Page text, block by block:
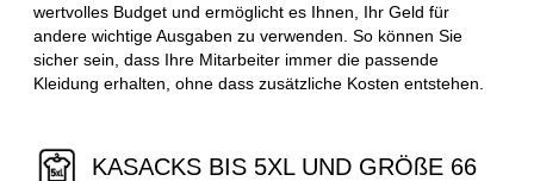
wertvolles Budget und ermöglicht es Ihnen, Ihr Geld für
andere wichtige Ausgaben zu verwenden. So können Sie
sicher sein, dass Ihre Mitarbeiter immer die passende
Kleidung erhalten, ohne dass zusätzliche Kosten entstehen.
KASACKS BIS 5XL UND GRÖßE 66